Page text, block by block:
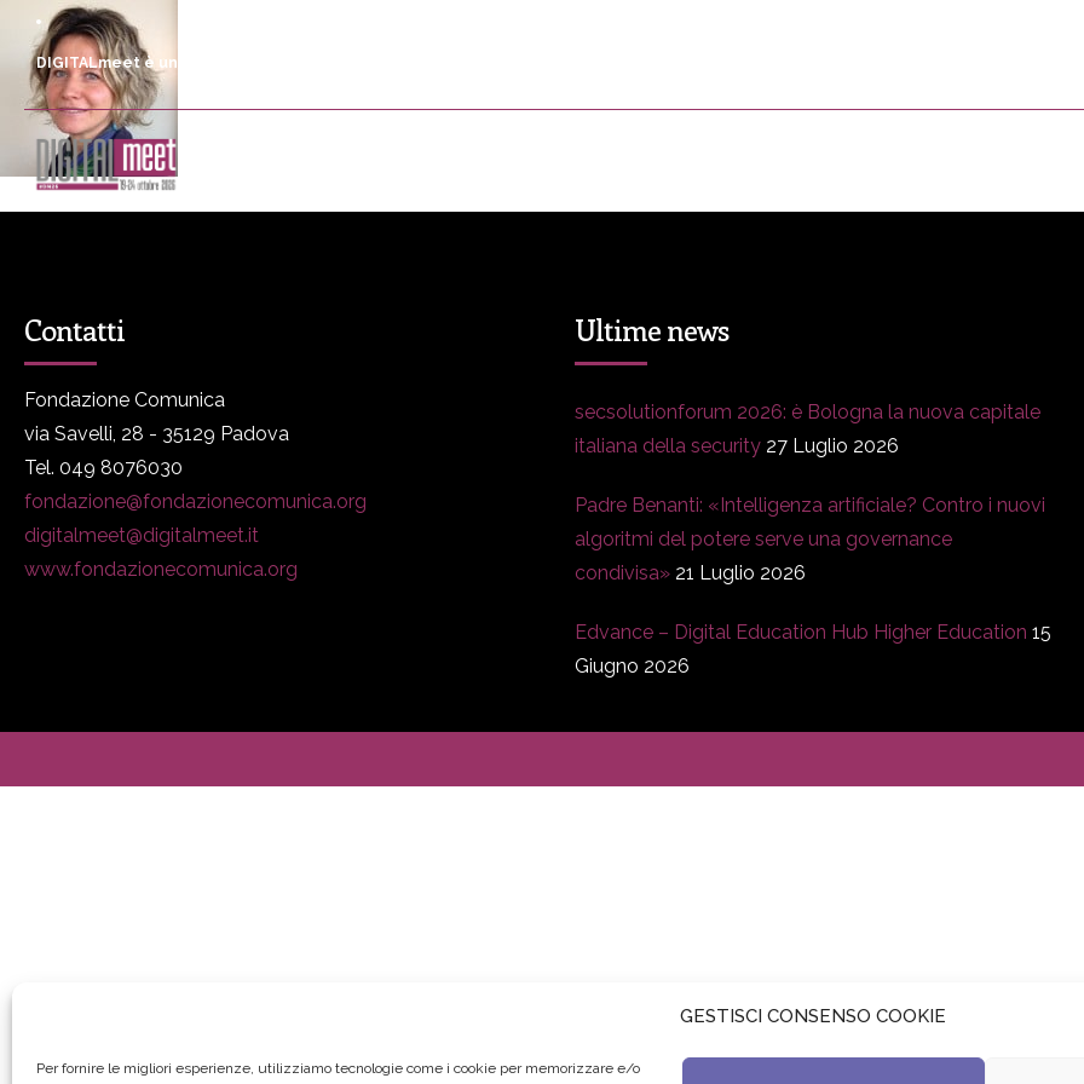
GESTISCI CONSENSO COOKIE
Per fornire le migliori esperienze, utilizziamo tecnologie come i cookie per memorizzare e/o
DIGITALmeet è un progetto promosso da Fondazione Comunica
Contatti
Fondazione Comunica
via Savelli, 28 - 35129 Padova
Tel. 049 8076030
fondazione@fondazionecomunica.org
digitalmeet@digitalmeet.it
www.fondazionecomunica.org
Ultime news
secsolutionforum 2026: è Bologna la nuova capitale
italiana della security 27 Luglio 2026
Padre Benanti: «Intelligenza artificiale? Contro i nuovi
algoritmi del potere serve una governance
condivisa» 21 Luglio 2026
Edvance – Digital Education Hub Higher Education 15
Giugno 2026